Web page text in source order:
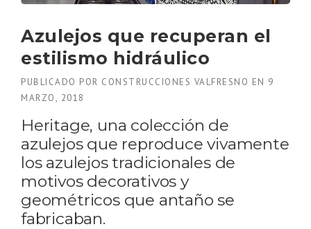
I
F
C
A
C
I
O
N
Azulejos que recuperan el
estilismo hidráulico
PUBLICADO POR CONSTRUCCIONES VALFRESNO EN 9
MARZO, 2018
Heritage, una colección de
azulejos que reproduce vivamente
los azulejos tradicionales de
motivos decorativos y
geométricos que antaño se
fabricaban.